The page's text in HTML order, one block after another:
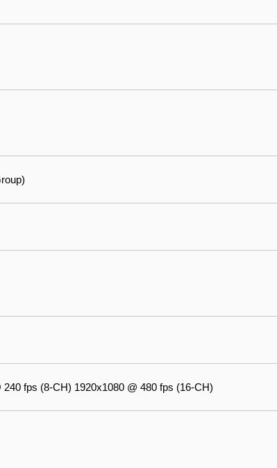
fps (8-CH) 1920x1080 @ 480 fps (16-CH)